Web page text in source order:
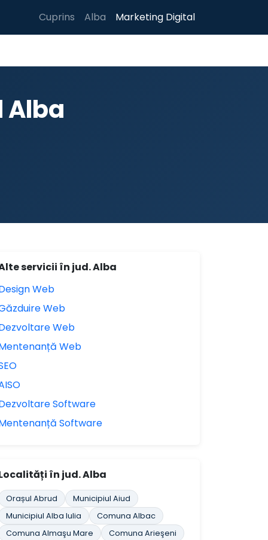
Cuprins Alba Marketing Digital
Alba
servicii în jud. Alba
Web
Web
Web
Web
Software
Software
în jud. Alba
Orașul Abrud
Municipiul Aiud
Municipiul Alba Iulia
Comuna Albac
Comuna Almaşu Mare
Comuna Arieşeni